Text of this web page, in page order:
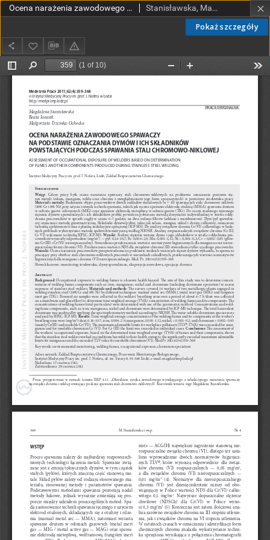
Pokaż szczegóły
Ocena narażenia zawodowego spawaczy na podstawie oznaczania dymów i ich składników powstających podczas spawania stali chromowo-niklowej Stanisławska, Magdalena; Janasik, Beata; Trzcinka-Ochocka, Małgorzata